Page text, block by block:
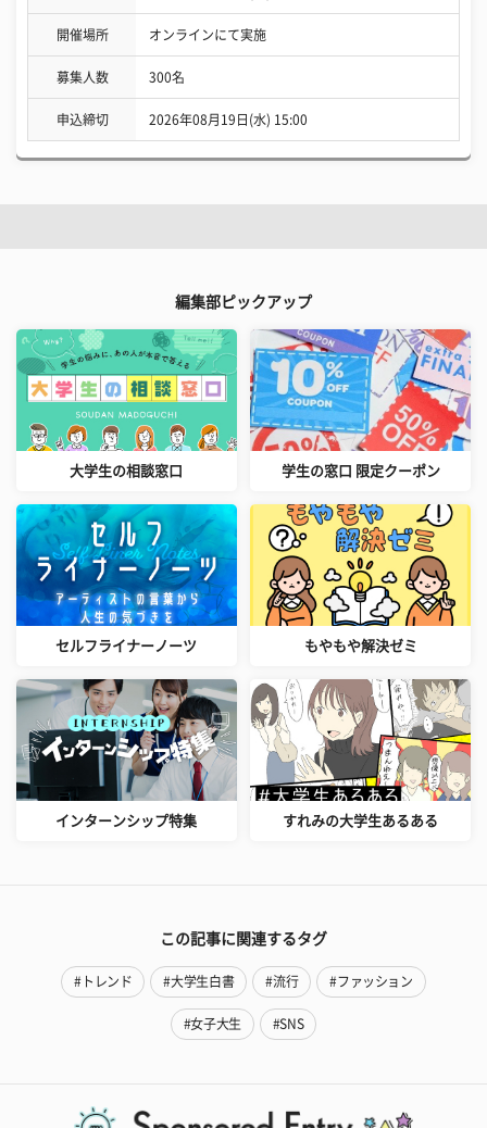
開催場所 オンラインにて実施
募集人数 300名
申込締切 2026年08月19日(水) 15:00
編集部ピックアップ
大学生の相談窓口 学生の窓口 限定クーポン
セルフライナーノーツ もやもや解決ゼミ
インターンシップ特集 すれみの大学生あるある
この記事に関連するタグ
#トレンド #大学生白書 #流行 #ファッション
#女子大生 #SNS